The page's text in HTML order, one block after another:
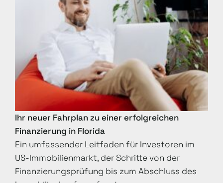
Ihr neuer Fahrplan zu einer erfolgreichen
Finanzierung in Florida
Ein umfassender Leitfaden für Investoren im
US-Immobilienmarkt, der Schritte von der
Finanzierungsprüfung bis zum Abschluss des